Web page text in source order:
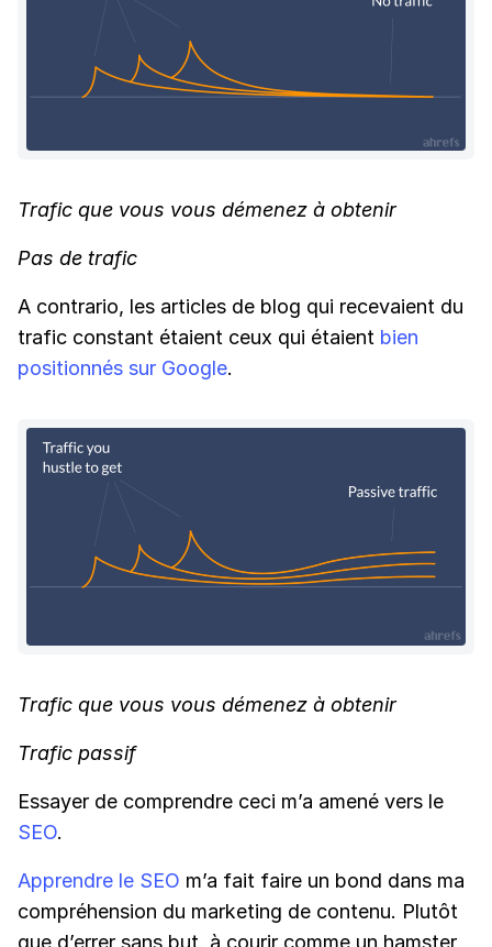
Trafic que vous vous démenez à obtenir
Pas de trafic
A contrario, les articles de blog qui recevaient du
trafic constant étaient ceux qui étaient bien
positionnés sur Google.
Trafic que vous vous démenez à obtenir
Trafic passif
Essayer de comprendre ceci m’a amené vers le
SEO.
Apprendre le SEO m’a fait faire un bond dans ma
compréhension du marketing de contenu. Plutôt
que d’errer sans but, à courir comme un hamster